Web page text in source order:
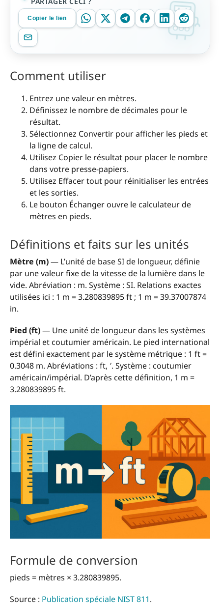
Copier le lien
Comment utiliser
Entrez une valeur en mètres.
Définissez le nombre de décimales pour le
résultat.
Sélectionnez Convertir pour afficher les pieds et
la ligne de calcul.
Utilisez Copier le résultat pour placer le nombre
dans votre presse-papiers.
Utilisez Effacer tout pour réinitialiser les entrées
et les sorties.
Le bouton Échanger ouvre le calculateur de
mètres en pieds.
Définitions et faits sur les unités
Mètre (m)— L’unité de base SI de longueur, définie
par une valeur fixe de la vitesse de la lumière dans le
vide. Abréviation : m. Système : SI. Relations exactes
utilisées ici : 1 m = 3.280839895 ft ; 1 m = 39.37007874
in.
Pied (ft)— Une unité de longueur dans les systèmes
impérial et coutumier américain. Le pied international
est défini exactement par le système métrique : 1 ft =
0.3048 m. Abréviations : ft, ′. Système : coutumier
américain/impérial. D’après cette définition, 1 m =
3.280839895 ft.
Formule de conversion
pieds = mètres × 3.280839895.
Source : Publication spéciale NIST 811.